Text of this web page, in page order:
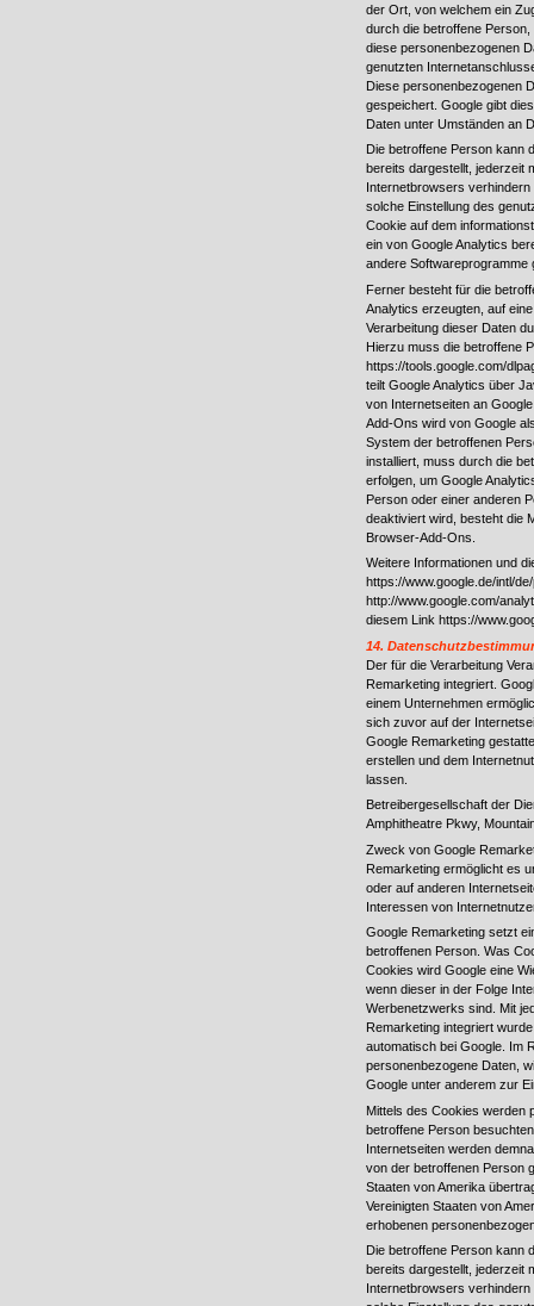
der Ort, von welchem ein
durch die betroffene
diese personenbezogenen
genutzten
Diese personenbezogenen
gespeichert. Google gibt
Daten unter Umständen an
Die betroffene Person kann
bereits dargestellt, jederzeit
Internetbrowsers
solche Einstellung des
Cookie auf dem
ein von Google Analytics
andere Softwareprogramme
Ferner besteht für die
Analytics erzeugten, auf
Verarbeitung dieser Daten
Hierzu muss die betroffene
https://tools.google.com/
teilt Google Analytics über
von Internetseiten an
Add-Ons wird von Google
System der betroffenen
installiert, muss durch die
erfolgen, um Google
Person oder einer anderen
deaktiviert wird, besteht die
Browser-Add-Ons.
Weitere Informationen und
https://www.google.de/intl/
http://www.google.com/
diesem Link https://
14.
Der für die Verarbeitung
Remarketing integriert.
einem Unternehmen
sich zuvor auf der
Google Remarketing
erstellen und dem
lassen.
Betreibergesellschaft der
Amphitheatre Pkwy,
Zweck von Google
Remarketing ermöglicht es
oder auf anderen
Interessen von
Google Remarketing setzt
betroffenen Person. Was
Cookies wird Google eine
wenn dieser in der Folge
Werbenetzwerks sind. Mit
Remarketing integriert
automatisch bei Google. Im
personenbezogene Daten,
Google unter anderem zur
Mittels des Cookies werden
betroffene Person
Internetseiten werden
von der betroffenen Person
Staaten von Amerika
Vereinigten Staaten von
erhobenen
Die betroffene Person kann
bereits dargestellt, jederzeit
Internetbrowsers